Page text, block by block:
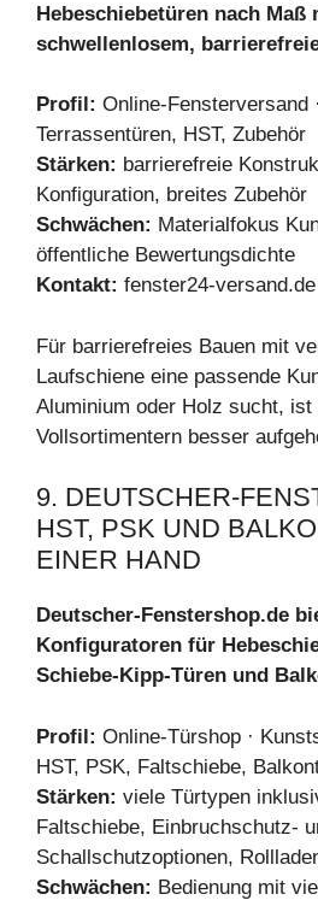
Hebeschiebetüren nach Maß
schwellenlosem,
Profil: Online-Fensterversand
Terrassentüren, HST, Zubehör
Stärken: barrierefreie
Konfiguration, breites Zubehör
Schwächen: Materialfokus
öffentliche Bewertungsdichte
Kontakt: fenster24-versand.de
Für barrierefreies Bauen mit
Laufschiene eine passende
Aluminium oder Holz sucht, ist
Vollsortimentern besser
9. DEUTSCHER-
HST, PSK UND
EINER HAND
Deutscher-Fenstershop.de
Konfiguratoren für
Schiebe-Kipp-Türen und
Profil: Online-Türshop ·
HST, PSK, Faltschiebe,
Stärken: viele Türtypen
Faltschiebe, Einbruchschutz-
Schallschutzoptionen,
Schwächen: Bedienung mit